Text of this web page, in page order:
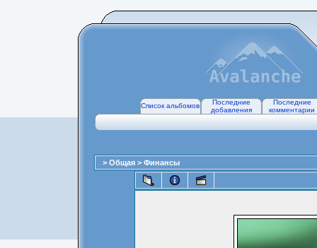
Список альбомов
Последние
добавления
Последние
комментарии
> Общая > Финансы